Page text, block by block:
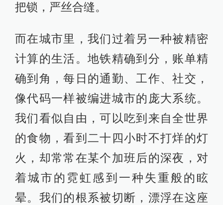
把锁，严丝合缝。
而在城市里，我们过着另一种被精密
计算的生活。地铁精确到分，账单精
确到角，每日的通勤、工作、社交，
像代码一样被编进城市的庞大系统。
我们看似自由，可以吃到来自全世界
的食物，看到二十四小时不打烊的灯
火，却常常在某个加班后的深夜，对
着城市的霓虹感到一种失重般的眩
晕。我们的根系被切断，漂浮在这座